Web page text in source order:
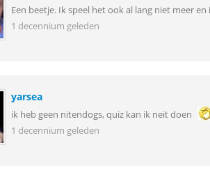
Een beetje. Ik speel het ook al lang niet meer
1 decennium geleden
yarsea
ik heb geen nitendogs, quiz kan ik neit doen
1 decennium geleden